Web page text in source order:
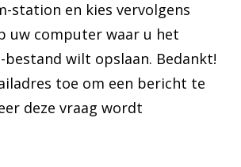
station en kies vervolgens
uw computer waar u het
bestand wilt opslaan. Bedankt!
toe om een bericht te
deze vraag wordt